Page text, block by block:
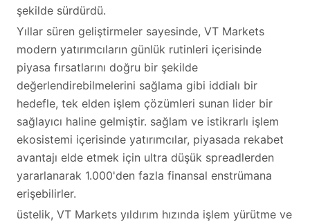
şekilde sürdürdü.
Yıllar süren geliştirmeler sayesinde, VT Markets
modern yatırımcıların günlük rutinleri içerisinde
piyasa fırsatlarını doğru bir şekilde
değerlendirebilmelerini sağlama gibi iddialı bir
hedefle, tek elden işlem çözümleri sunan lider bir
sağlayıcı haline gelmiştir. sağlam ve istikrarlı işlem
ekosistemi içerisinde yatırımcılar, piyasada rekabet
avantajı elde etmek için ultra düşük spreadlerden
yararlanarak 1.000'den fazla finansal enstrümana
erişebilirler.
üstelik, VT Markets yıldırım hızında işlem yürütme ve